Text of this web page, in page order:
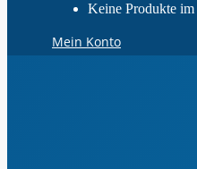
Keine Produkte
Mein Konto